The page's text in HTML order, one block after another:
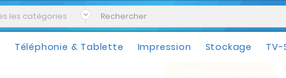
Téléphonie & Tablette Impression Stockage